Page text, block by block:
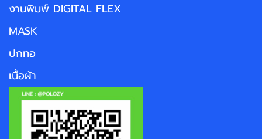
งานพิมพ์ DIGITAL FLEX
MASK
ปกทอ
เนื้อผ้า